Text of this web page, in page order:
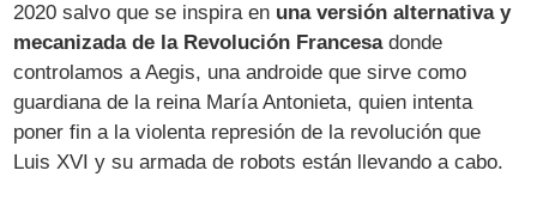
2020 salvo que se inspira en una versión alternativa y
mecanizada de la Revolución Francesadonde
controlamos a Aegis, una androide que sirve como
guardiana de la reina María Antonieta, quien intenta
poner fin a la violenta represión de la revolución que
Luis XVI y su armada de robots están llevando a cabo.